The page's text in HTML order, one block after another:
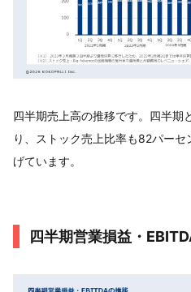
四半期売上高の推移です。四半
り、ストック売上比率も82パー
げています。
四半期営業損益・